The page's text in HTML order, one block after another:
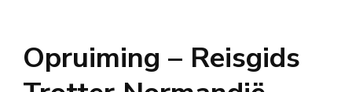
Opruiming – Reisgids